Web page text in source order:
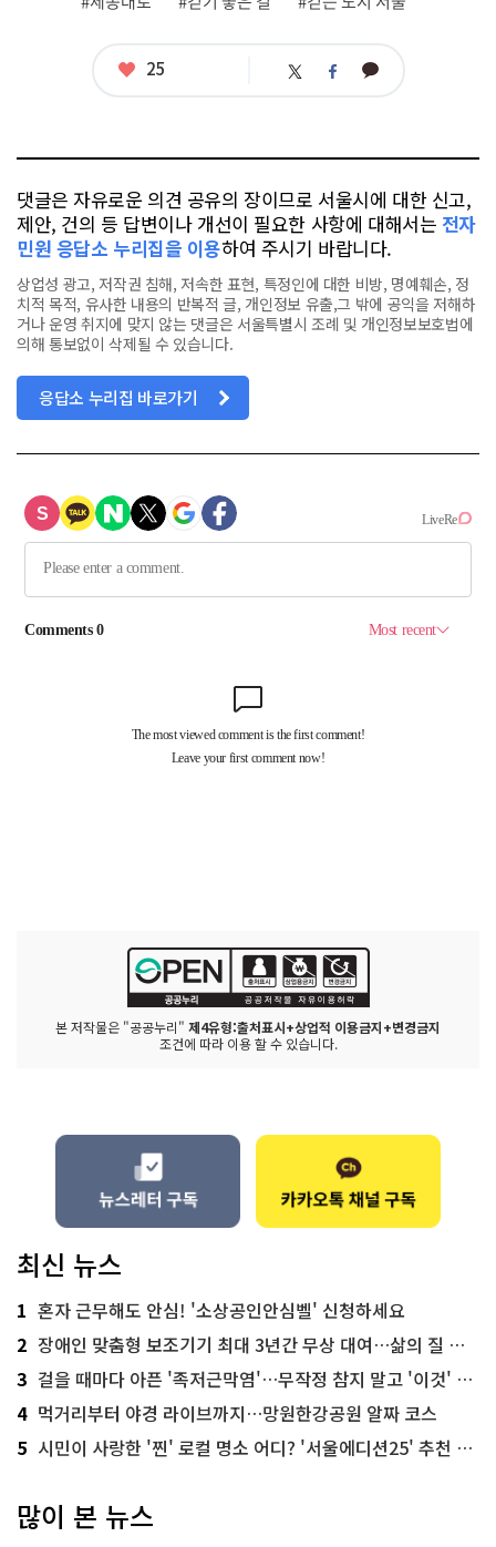
련
좋
25 트 페 카
댓글은 자유로운 의견 공유의 장이므로 서울시에 대한 신고,
제안, 건의 등 답변이나 개선이 필요한 사항에 대해서는 전자
민원 응답소 누리집을 이용하여 주시기 바랍니다.
상업성 광고, 저작권 침해, 저속한 표현, 특정인에 대한 비방, 명예훼손, 정
치적 목적, 유사한 내용의 반복적 글, 개인정보 유출,그 밖에 공익을 저해하
거나 운영 취지에 맞지 않는 댓글은 서울특별시 조례 및 개인정보보호법에
의해 통보없이 삭제될 수 있습니다.
응답소 누리집 바로가기
본 저작물은 "공공누리" 제4유형:출처표시+상업적 이용금지+변경금지
조건에 따라 이용 할 수 있습니다.
최신 뉴스
1 혼자 근무해도 안심! '소상공인안심벨' 신청하세요
2 장애인 맞춤형 보조기기 최대 3년간 무상 대여…삶의 질 높인다
3 걸을 때마다 아픈 '족저근막염'…무작정 참지 말고 '이것' 해보세요!
4 먹거리부터 야경 라이브까지…망원한강공원 알짜 코스
5 시민이 사랑한 '찐' 로컬 명소 어디? '서울에디션25' 추천 코스
많이 본 뉴스